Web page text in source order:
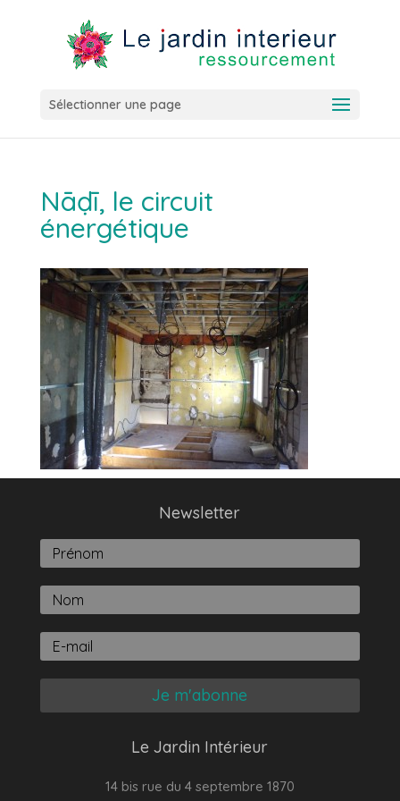
Sélectionner une page
Nāḍī, le circuit
énergétique
Newsletter
Je m'abonne
Le Jardin Intérieur
14 bis rue du 4 septembre 1870